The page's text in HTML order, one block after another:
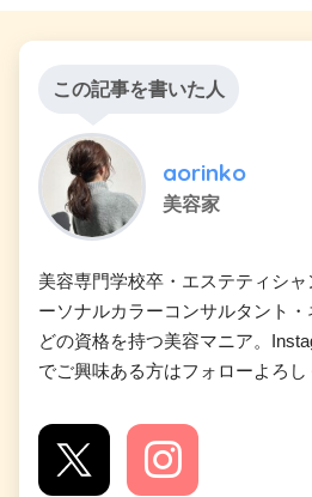
この記事を書いた人
aorinko
美容家
美容専門学校卒・エステティシ
ーソナルカラーコンサルタント
どの資格を持つ美容マニア。
でご興味ある方はフォローよろし